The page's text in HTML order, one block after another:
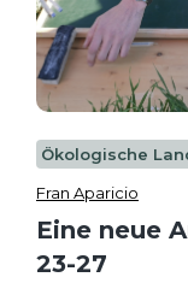
Ökologische
Fran Aparicio
Eine neue
23-27